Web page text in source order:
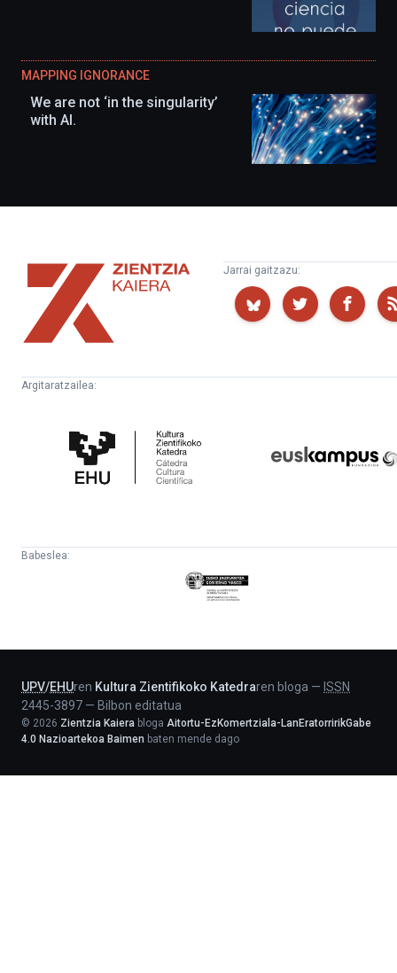
MAPPING IGNORANCE
We are not ‘in the singularity’
with AI.
Zientzia
Kaiera
Jarrai gaitzazu:
Argitaratzailea:
Zientifikoko
Katedra
Babeslea:
Eusko
Jaurlaritza
UPV/EHUren Kultura Zientifikoko Katedraren bloga — ISSN
2445-3897 — Bilbon editatua
© 2026 Zientzia Kaiera bloga Aitortu-EzKomertziala-LanEratorririkGabe
4.0 Nazioartekoa Baimen baten mende dago